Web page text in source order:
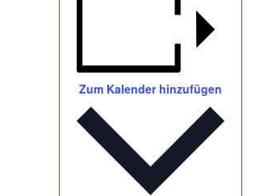
Zum Kalender hinzufügen